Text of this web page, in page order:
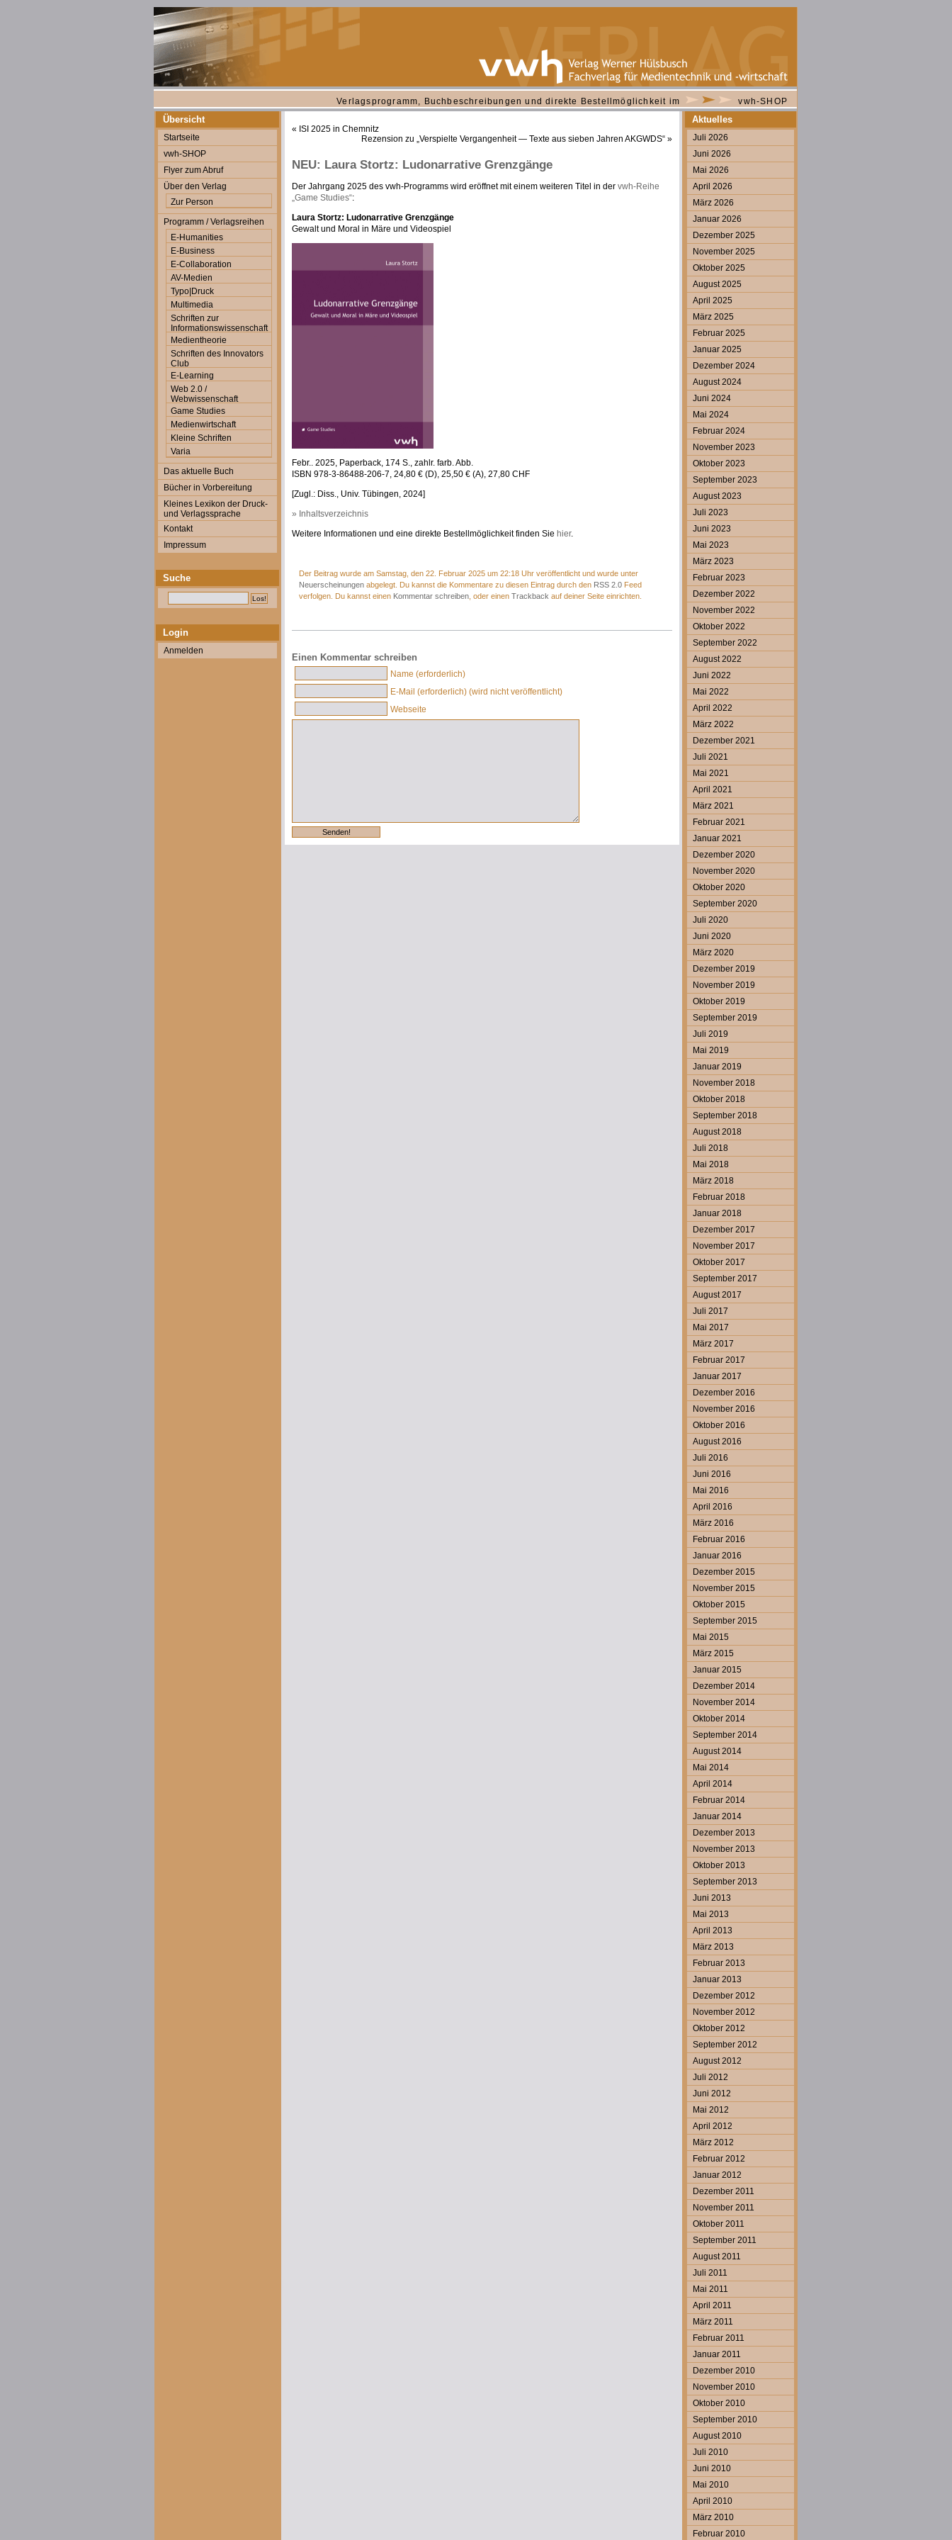
Verlagsprogramm, Buchbeschreibungen und direkte Bestellmöglichkeit im vwh-SHOP
Übersicht
Startseite
vwh-SHOP
Flyer zum Abruf
Über den Verlag
Zur Person
Programm / Verlagsreihen
E-Humanities
E-Business
E-Collaboration
AV-Medien
Typo|Druck
Multimedia
Schriften zur
Informationswissenschaft
Medientheorie
Schriften des Innovators
Club
E-Learning
Web 2.0 /
Webwissenschaft
Game Studies
Medienwirtschaft
Kleine Schriften
Varia
Das aktuelle Buch
Bücher in Vorbereitung
Kleines Lexikon der Druck-
und Verlagssprache
Kontakt
Impressum
Suche
Login
Anmelden
« ISI 2025 in Chemnitz
Rezension zu „Verspielte Vergangenheit — Texte aus sieben Jahren AKGWDS“ »
NEU: Laura Stortz: Ludonarrative Grenzgänge
Der Jahrgang 2025 des vwh-Programms wird eröffnet mit einem weiteren Titel in der vwh-Reihe
„Game Studies“:
Laura Stortz: Ludonarrative Grenzgänge
Gewalt und Moral in Märe und Videospiel
Febr.. 2025, Paperback, 174 S., zahlr. farb. Abb.
ISBN 978-3-86488-206-7, 24,80 € (D), 25,50 € (A), 27,80 CHF
[Zugl.: Diss., Univ. Tübingen, 2024]
» Inhaltsverzeichnis
Weitere Informationen und eine direkte Bestellmöglichkeit finden Sie hier.
Der Beitrag wurde am Samstag, den 22. Februar 2025 um 22:18 Uhr veröffentlicht und wurde unter
Neuerscheinungen abgelegt. Du kannst die Kommentare zu diesen Eintrag durch den RSS 2.0 Feed
verfolgen. Du kannst einen Kommentar schreiben , oder einen Trackback auf deiner Seite einrichten.
Einen Kommentar schreiben
Name (erforderlich)
E-Mail (erforderlich) (wird nicht veröffentlicht)
Webseite
Aktuelles
Juli 2026
Juni 2026
Mai 2026
April 2026
März 2026
Januar 2026
Dezember 2025
November 2025
Oktober 2025
August 2025
April 2025
März 2025
Februar 2025
Januar 2025
Dezember 2024
August 2024
Juni 2024
Mai 2024
Februar 2024
November 2023
Oktober 2023
September 2023
August 2023
Juli 2023
Juni 2023
Mai 2023
März 2023
Februar 2023
Dezember 2022
November 2022
Oktober 2022
September 2022
August 2022
Juni 2022
Mai 2022
April 2022
März 2022
Dezember 2021
Juli 2021
Mai 2021
April 2021
März 2021
Februar 2021
Januar 2021
Dezember 2020
November 2020
Oktober 2020
September 2020
Juli 2020
Juni 2020
März 2020
Dezember 2019
November 2019
Oktober 2019
September 2019
Juli 2019
Mai 2019
Januar 2019
November 2018
Oktober 2018
September 2018
August 2018
Juli 2018
Mai 2018
März 2018
Februar 2018
Januar 2018
Dezember 2017
November 2017
Oktober 2017
September 2017
August 2017
Juli 2017
Mai 2017
März 2017
Februar 2017
Januar 2017
Dezember 2016
November 2016
Oktober 2016
August 2016
Juli 2016
Juni 2016
Mai 2016
April 2016
März 2016
Februar 2016
Januar 2016
Dezember 2015
November 2015
Oktober 2015
September 2015
Mai 2015
März 2015
Januar 2015
Dezember 2014
November 2014
Oktober 2014
September 2014
August 2014
Mai 2014
April 2014
Februar 2014
Januar 2014
Dezember 2013
November 2013
Oktober 2013
September 2013
Juni 2013
Mai 2013
April 2013
März 2013
Februar 2013
Januar 2013
Dezember 2012
November 2012
Oktober 2012
September 2012
August 2012
Juli 2012
Juni 2012
Mai 2012
April 2012
März 2012
Februar 2012
Januar 2012
Dezember 2011
November 2011
Oktober 2011
September 2011
August 2011
Juli 2011
Mai 2011
April 2011
März 2011
Februar 2011
Januar 2011
Dezember 2010
November 2010
Oktober 2010
September 2010
August 2010
Juli 2010
Juni 2010
Mai 2010
April 2010
März 2010
Februar 2010